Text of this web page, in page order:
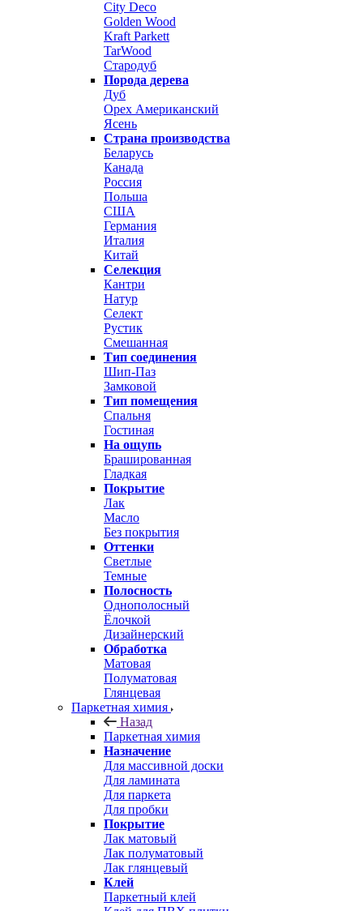
City Deco
Golden Wood
Kraft Parkett
TarWood
Стародуб
Порода дерева
Дуб
Орех Американский
Ясень
Страна производства
Беларусь
Канада
Россия
Польша
США
Германия
Италия
Китай
Селекция
Кантри
Натур
Селект
Рустик
Смешанная
Тип соединения
Шип-Паз
Замковой
Тип помещения
Спальня
Гостиная
На ощупь
Брашированная
Гладкая
Покрытие
Лак
Масло
Без покрытия
Оттенки
Светлые
Темные
Полосность
Однополосный
Ёлочкой
Дизайнерский
Обработка
Матовая
Полуматовая
Глянцевая
Паркетная химия
Назад
Паркетная химия
Назначение
Для массивной доски
Для ламината
Для паркета
Для пробки
Покрытие
Лак матовый
Лак полуматовый
Лак глянцевый
Клей
Паркетный клей